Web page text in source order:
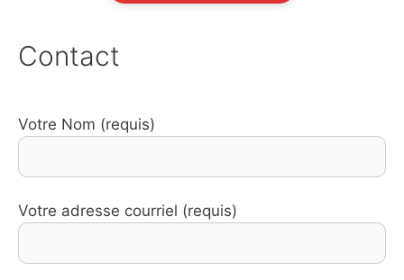
Contact
Votre Nom (requis)
Votre adresse courriel (requis)